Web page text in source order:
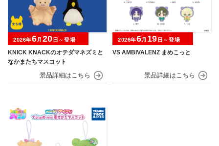
KNICK KNACKのオテダマネズミと
なかまたちマスコット
2026年6月 20 日～登場
VS AMBIVALENZ まめこっと
2026年6月 19 日～登場